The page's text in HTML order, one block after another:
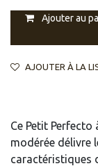
Ajouter au
AJOUTER À LA
Ce Petit Perfecto
modérée délivre
caractéristiques